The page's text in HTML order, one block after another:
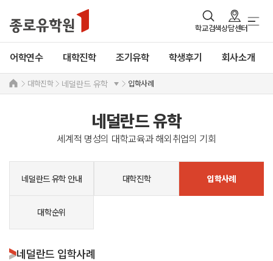
학교검색상담센터
어학연수 대학진학 조기유학 학생후기 회사소개
대학진학 네덜란드 유학 입학사례
네덜란드 유학
세계적 명성의 대학교육과 해외취업의 기회
네덜란드 유학 안내 대학진학 입학사례
대학순위
네덜란드 입학사례